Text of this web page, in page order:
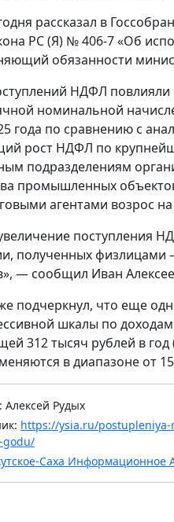
рассказал в
РC (Я) № 406-7 «Об
обязанности
НДФЛ
номинальной
года по сравнению с
рост НДФЛ по
подразделениям
промышленных
агентами возрос
поступления
полученных
— сообщил Иван
подчеркнул, что еще
шкалы по
312 тысяч рублей в год
в диапазоне от
Алексей Рудых
https://ysia.ru/
godu/
Саха Информационное